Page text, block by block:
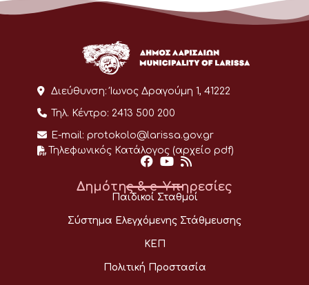
Διεύθυνση: Ίωνος Δραγούμη 1, 41222
Τηλ. Κέντρο: 2413 500 200
E-mail: protokolo@larissa.gov.gr
Τηλεφωνικός Κατάλογος (αρχείο pdf)
Δημότης & e-Υπηρεσίες
Παιδικοί Σταθμοί
Σύστημα Ελεγχόμενης Στάθμευσης
ΚΕΠ
Πολιτική Προστασία